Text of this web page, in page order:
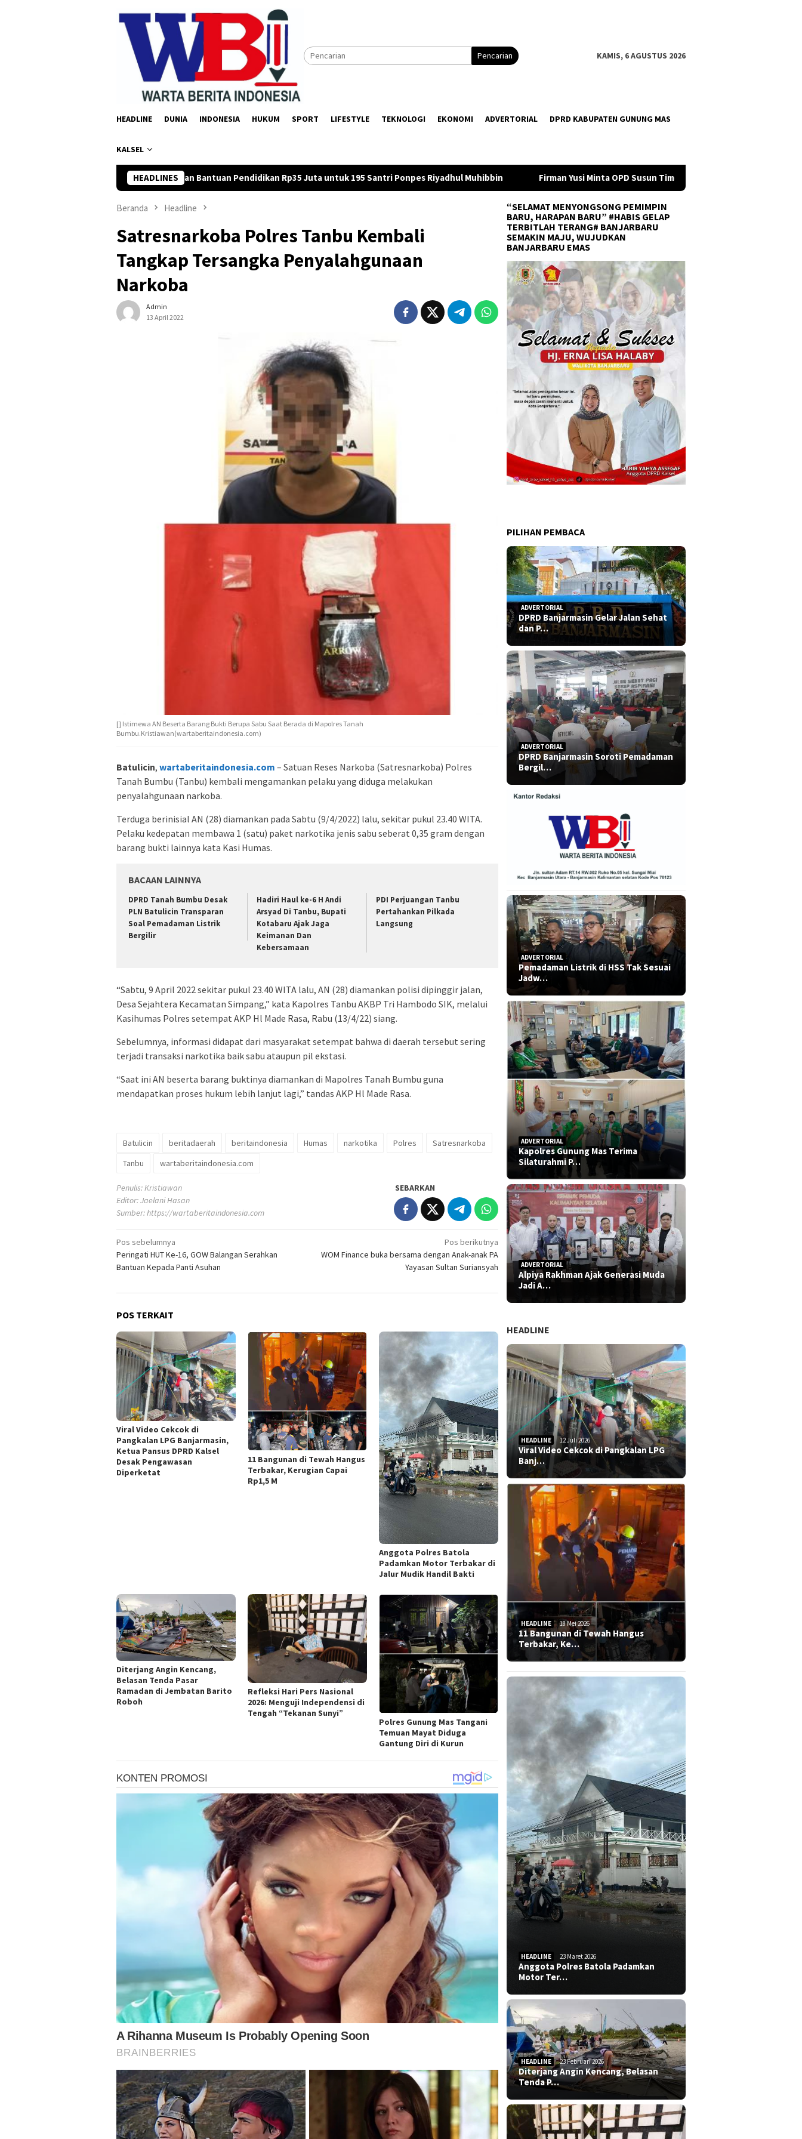
Pencarian KAMIS, 6 AGUSTUS 2026
HEADLINE DUNIA INDONESIA HUKUM SPORT LIFESTYLE TEKNOLOGI EKONOMI ADVERTORIAL DPRD KABUPATEN GUNUNG MAS
KALSEL
HEADLINES
Balangan Salurkan Bantuan Pendidikan Rp35 Juta untuk 195 Santri Ponpes Riyadhul Muhibbin Firman Yusi Minta OPD Susun Timeline Anggaran 2027 Sejak Awal Tahun
Beranda Headline
Satresnarkoba Polres Tanbu Kembali
Tangkap Tersangka Penyalahgunaan
Narkoba
Admin
13 April 2022
[] Istimewa AN Beserta Barang Bukti Berupa Sabu Saat Berada di Mapolres Tanah
Bumbu.Kristiawan(wartaberitaindonesia.com)
Batulicin, wartaberitaindonesia.com – Satuan Reses Narkoba (Satresnarkoba) Polres
Tanah Bumbu (Tanbu) kembali mengamankan pelaku yang diduga melakukan
penyalahgunaan narkoba.
Terduga berinisial AN (28) diamankan pada Sabtu (9/4/2022) lalu, sekitar pukul 23.40 WITA.
Pelaku kedepatan membawa 1 (satu) paket narkotika jenis sabu seberat 0,35 gram dengan
barang bukti lainnya kata Kasi Humas.
BACAAN LAINNYA
DPRD Tanah Bumbu Desak
PLN Batulicin Transparan
Soal Pemadaman Listrik
Bergilir
Hadiri Haul ke-6 H Andi
Arsyad Di Tanbu, Bupati
Kotabaru Ajak Jaga
Keimanan Dan
Kebersamaan
PDI Perjuangan Tanbu
Pertahankan Pilkada
Langsung
“Sabtu, 9 April 2022 sekitar pukul 23.40 WITA lalu, AN (28) diamankan polisi dipinggir jalan,
Desa Sejahtera Kecamatan Simpang,” kata Kapolres Tanbu AKBP Tri Hambodo SIK, melalui
Kasihumas Polres setempat AKP Hl Made Rasa, Rabu (13/4/22) siang.
Sebelumnya, informasi didapat dari masyarakat setempat bahwa di daerah tersebut sering
terjadi transaksi narkotika baik sabu ataupun pil ekstasi.
“Saat ini AN beserta barang buktinya diamankan di Mapolres Tanah Bumbu guna
mendapatkan proses hukum lebih lanjut lagi,” tandas AKP Hl Made Rasa.
Batulicin beritadaerah beritaindonesia Humas narkotika Polres
Satresnarkoba
Tanbu
wartaberitaindonesia.com
Penulis: Kristiawan
Editor: Jaelani Hasan
Sumber:https://wartaberitaindonesia.com
SEBARKAN
Navigasi
pos
Pos sebelumnya
Peringati HUT Ke-16, GOW Balangan Serahkan
Bantuan Kepada Panti Asuhan
Pos berikutnya
WOM Finance buka bersama dengan Anak-anak PA
Yayasan Sultan Suriansyah
POS TERKAIT
Viral Video Cekcok di
Pangkalan LPG Banjarmasin,
Ketua Pansus DPRD Kalsel
Desak Pengawasan
Diperketat
11 Bangunan di Tewah Hangus
Terbakar, Kerugian Capai
Rp1,5 M
Anggota Polres Batola
Padamkan Motor Terbakar di
Jalur Mudik Handil Bakti
Diterjang Angin Kencang,
Belasan Tenda Pasar
Ramadan di Jembatan Barito
Roboh
Refleksi Hari Pers Nasional
2026: Menguji Independensi di
Tengah “Tekanan Sunyi”
Polres Gunung Mas Tangani
Temuan Mayat Diduga
Gantung Diri di Kurun
“SELAMAT MENYONGSONG PEMIMPIN
BARU, HARAPAN BARU” #HABIS GELAP
TERBITLAH TERANG# BANJARBARU
SEMAKIN MAJU, WUJUDKAN
BANJARBARU EMAS
PILIHAN PEMBACA
ADVERTORIAL
DPRD Banjarmasin Gelar Jalan Sehat
dan P…
ADVERTORIAL
DPRD Banjarmasin Soroti Pemadaman
Bergil…
ADVERTORIAL
Pemadaman Listrik di HSS Tak Sesuai
Jadw…
ADVERTORIAL
Kapolres Gunung Mas Terima
Silaturahmi P…
ADVERTORIAL
Alpiya Rakhman Ajak Generasi Muda
Jadi A…
HEADLINE
HEADLINE 12 Juli 2026
Viral Video Cekcok di Pangkalan LPG
Banj…
HEADLINE 18 Mei 2026
11 Bangunan di Tewah Hangus
Terbakar, Ke…
HEADLINE 23 Maret 2026
Anggota Polres Batola Padamkan
Motor Ter…
HEADLINE 23 Februari 2026
Diterjang Angin Kencang, Belasan
Tenda P…